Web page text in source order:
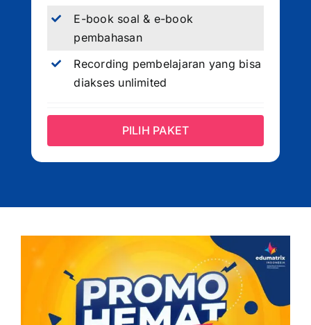
E-book soal & e-book
pembahasan
Recording pembelajaran yang bisa
diakses unlimited
PILIH PAKET